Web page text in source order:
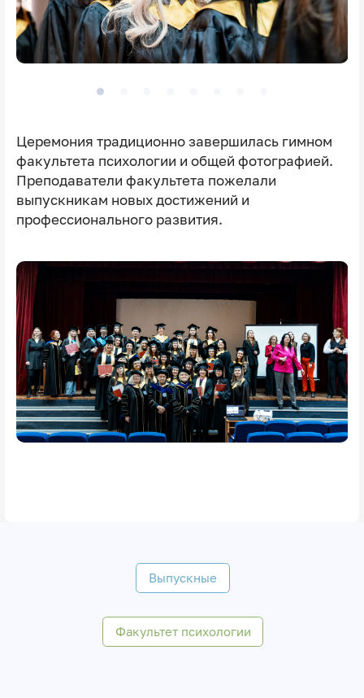
Церемония традиционно завершилась гимном
факультета психологии и общей фотографией.
Преподаватели факультета пожелали
выпускникам новых достижений и
профессионального развития.
Выпускные
Факультет психологии